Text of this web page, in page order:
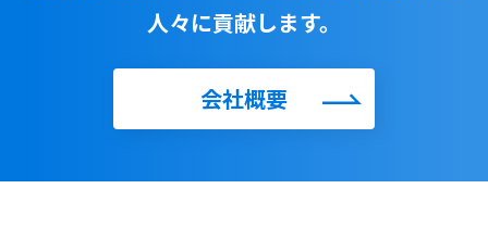
人々に貢献します。
会社概要